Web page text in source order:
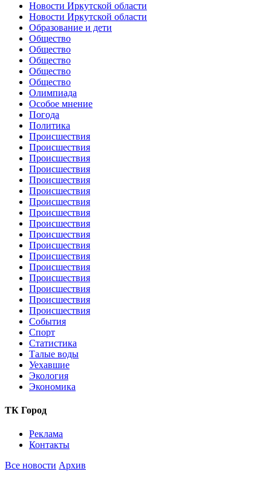
Новости Иркутской области
Новости Иркутской области
Образование и дети
Общество
Общество
Общество
Общество
Общество
Олимпиада
Особое мнение
Погода
Политика
Происшествия
Происшествия
Происшествия
Происшествия
Происшествия
Происшествия
Происшествия
Происшествия
Происшествия
Происшествия
Происшествия
Происшествия
Происшествия
Происшествия
Происшествия
Происшествия
Происшествия
События
Спорт
Статистика
Талые воды
Уехавшие
Экология
Экономика
ТК Город
Реклама
Контакты
Все новости Архив